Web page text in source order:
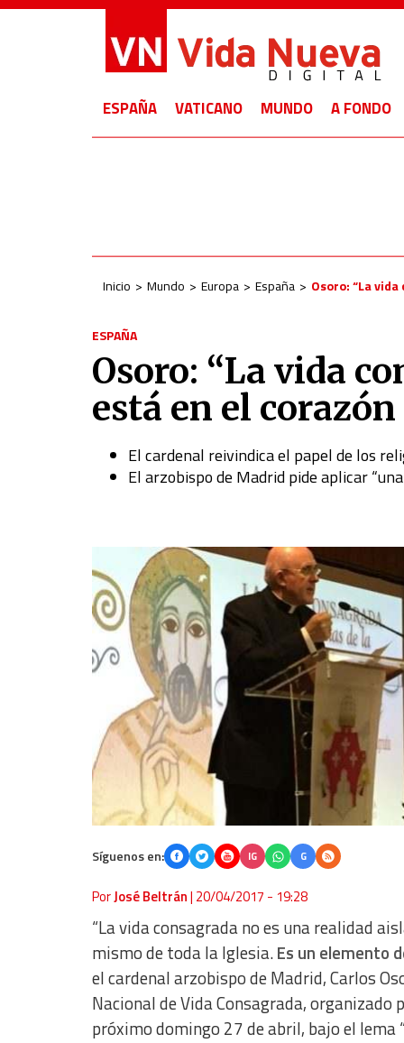
ESPAÑA VATICANO MUNDO A FONDO
Inicio Mundo Europa España Osoro: “La
ESPAÑA
Osoro: “La vida
está en el
El cardenal reivindica el papel de los
El arzobispo de Madrid pide aplicar
Síguenos en: IG G
PorJosé Beltrán| 20/04/2017 - 19:28
“La vida consagrada no es una realidad
mismo de toda la Iglesia.Es un elemento
el cardenal arzobispo de Madrid, Carlos
Nacional de Vida Consagrada,
próximo domingo 27 de abril, bajo el lema